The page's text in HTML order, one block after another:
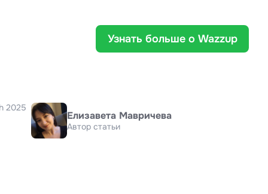
Узнать больше о Wazzup
2025
Елизавета Мавричева
Автор статьи